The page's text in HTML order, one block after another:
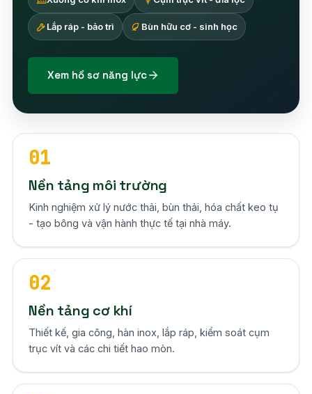
Lắp ráp - bảo trì Bùn hữu cơ - sinh học
Xem hồ sơ năng lực
01
Nền tảng môi trường
Kinh nghiệm xử lý nước thải, bùn thải, hóa chất keo tụ
- tạo bông và vận hành thực tế tại nhà máy.
02
Nền tảng cơ khí
Thiết kế, gia công, hàn inox, lắp ráp, kiểm soát cụm
trục vít và các chi tiết hao mòn.